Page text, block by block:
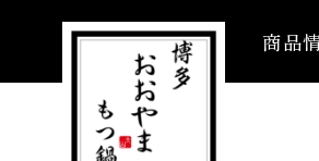
商品